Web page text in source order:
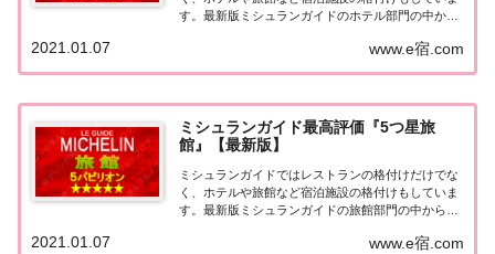
す。最新版ミシュランガイドのホテル部門の中から
をまとめてみました♪ いずれのホテルも人気ランキ
www.e宿.com
2021.01.07
ミシュランガイド最高評価『5つ星旅
館』【最新版】
ミシュランガイドではレストランの格付けだけでな
く、ホテルや旅館など宿泊施設の格付けもしていま
す。最新版ミシュランガイドの旅館部門の中から最
とめてみました♪ いずれも人気ランキングなどで常
www.e宿.com
2021.01.07